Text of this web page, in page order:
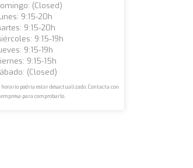
(closed)
9:15-20h
9:15-20h
9:15-19h
9:15-19h
9:15-15h
(closed)
horario podría estar desactualizado. Contacta con
para comprobarlo.